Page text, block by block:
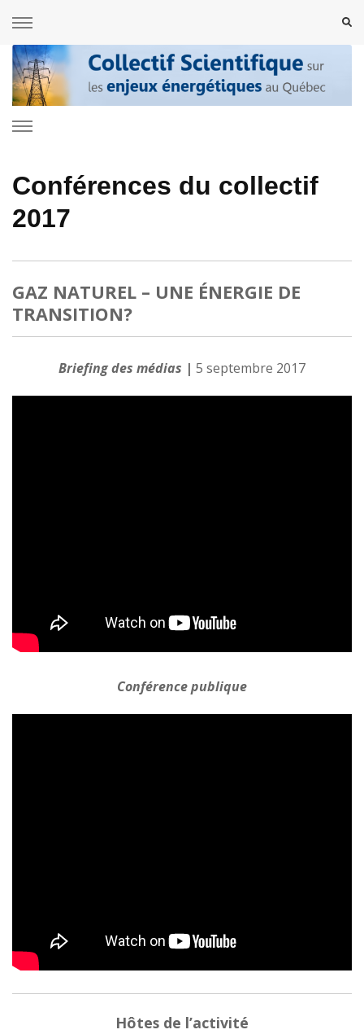
Collectif Scientifique sur les enjeux
Conférences du collectif
2017
GAZ NATUREL – UNE ÉNERGIE DE
TRANSITION?
Briefing des médias | 5 septembre 2017
Conférence publique
Hôtes de l’activité